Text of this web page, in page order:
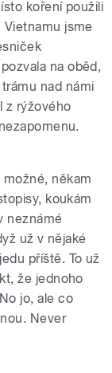
koření použili
Vietnamu jsme
na oběd,
nad námi
z rýžového
někam
koukám
neznámé
už v nějaké
příště. To už
že jednoho
jo, ale co
Never